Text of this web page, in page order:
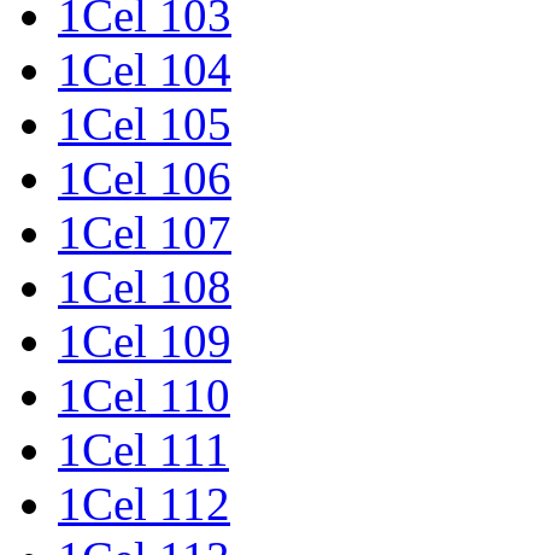
1Cel 103
1Cel 104
1Cel 105
1Cel 106
1Cel 107
1Cel 108
1Cel 109
1Cel 110
1Cel 111
1Cel 112